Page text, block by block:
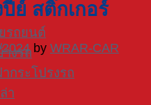
รถยนต์
งรถ
กระโปรงรถ
า
ย์ สติ๊กเกอร์
by WRAR-CAR